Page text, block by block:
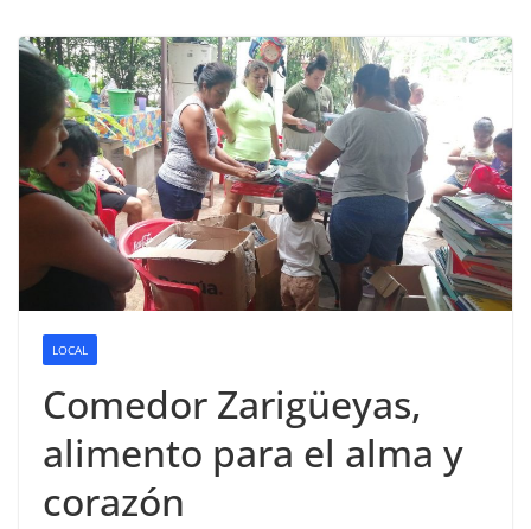
LOCAL
Comedor Zarigüeyas,
alimento para el alma y
corazón